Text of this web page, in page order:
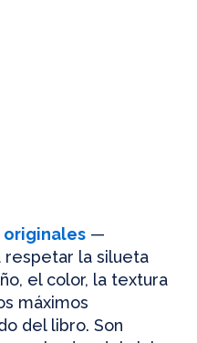
originales —
respetar la silueta
el color, la textura
máximos
del libro. Son